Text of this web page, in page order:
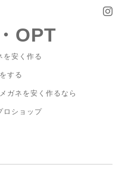
OPT
を安く作る
する
ガネを安く作るなら
ロショップ